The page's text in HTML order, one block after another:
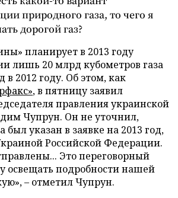
природного газа, то чего я
дорогой газ?
планирует в 2013 году
лишь 20 млрд кубометров газа
в 2012 году. Об этом, как
, в пятницу заявил
правления украинской
Чупрун. Он не уточнил,
был указан в заявке на 2013 год,
Российской Федерации.
Это переговорный
освещать подробности нашей
– отметил Чупрун.